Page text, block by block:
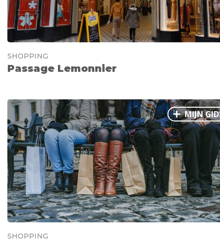
SHOPPING
Passage Lemonnier
MIJN
SHOPPING